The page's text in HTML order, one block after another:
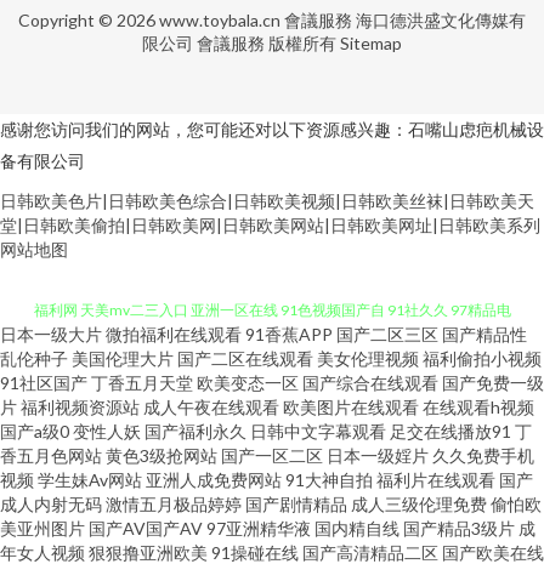
Copyright © 2026www.toybala.cn 會議服務 海口德洪盛文化傳媒有
限公司 會議服務 版權所有Sitemap
感谢您访问我们的网站，您可能还对以下资源感兴趣：石嘴山虑疤机械设
备有限公司
日韩欧美色片|日韩欧美色综合|日韩欧美视频|日韩欧美丝袜|日韩欧美天
堂|日韩欧美偷拍|日韩欧美网|日韩欧美网站|日韩欧美网址|日韩欧美系列
网站地图
超碰99热9 东方黄色A片 影音先锋白嫩丰腴 91线上网站 91午夜电影观看 亚洲
福利网 天美mv二三入口 亚洲一区在线 91色视频国产自 91社久久 97精品电
影网 97自拍网站 AV操艹久艹 九一精品 蜜臀网站91cb 日韩欧美亚洲成人 亚洲
第一夜 www超碰93 国产素人不卡 美女色色 91最新免费网址 超碰97青青草
日本一级大片微拍福利在线观看91香蕉APP 国产二区三区 国产精品性
乱伦种子 美国伦理大片 国产二区在线观看 美女伦理视频 福利偷拍小视频
91社区国产丁香五月天堂欧美变态一区 国产综合在线观看 国产免费一级
片福利视频资源站 成人午夜在线观看欧美图片在线观看在线观看h视频
国产a级0变性人妖 国产福利永久 日韩中文字幕观看 足交在线播放91 丁
香五月色网站黄色3级抢网站 国产一区二区 日本一级婬片 久久免费手机
视频 学生妹Av网站 亚洲人成免费网站91大神自拍 福利片在线观看 国产
成人内射无码激情五月极品婷婷 国产剧情精品 成人三级伦理免费偷怕欧
美亚州图片 国产AV国产AV97亚洲精华液 国内精自线 国产精品3级片 成
年女人视频 狠狠撸亚洲欧美 91操碰在线 国产高清精品二区 国产欧美在线